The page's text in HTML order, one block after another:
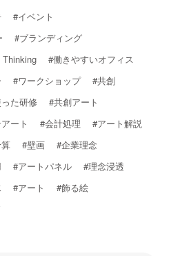
#イベント
#ブランディング
#働きやすいオフィス
#ワークショップ
#共創
た研修
#共創アート
ート #会計処理
#アート解説
#壁画
#企業理念
#アートパネル
#理念浸透
#アート
#飾る絵